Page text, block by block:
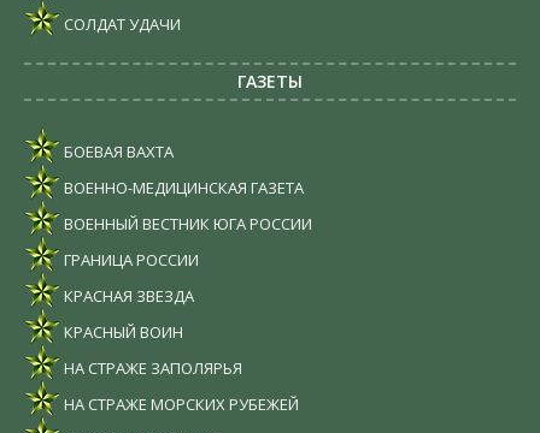
СОЛДАТ УДАЧИ
ГАЗЕТЫ
БОЕВАЯ ВАХТА
ВОЕННО-МЕДИЦИНСКАЯ ГАЗЕТА
ВОЕННЫЙ ВЕСТНИК ЮГА РОССИИ
ГРАНИЦА РОССИИ
КРАСНАЯ ЗВЕЗДА
КРАСНЫЙ ВОИН
НА СТРАЖЕ ЗАПОЛЯРЬЯ
НА СТРАЖЕ МОРСКИХ РУБЕЖЕЙ